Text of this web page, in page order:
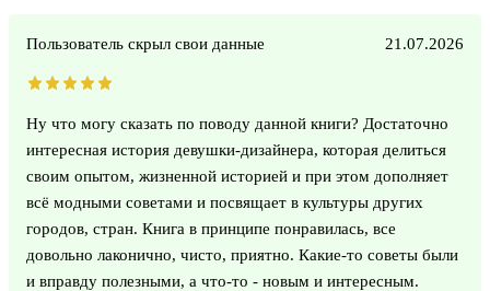
Пользователь скрыл свои данные 21.07.2026
Ну что могу сказать по поводу данной книги? Достаточно
интересная история девушки-дизайнера, которая делиться
своим опытом, жизненной историей и при этом дополняет
всё модными советами и посвящает в культуры других
городов, стран. Книга в принципе понравилась, все
довольно лаконично, чисто, приятно. Какие-то советы были
и вправду полезными, а что-то - новым и интересным.